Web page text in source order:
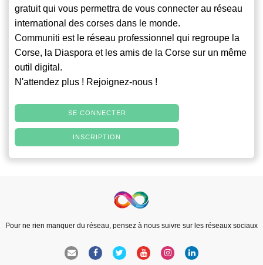
gratuit qui vous permettra de vous connecter au réseau
international des corses dans le monde.
Communiti est le réseau professionnel qui regroupe la
Corse, la Diaspora et les amis de la Corse sur un même
outil digital.
N'attendez plus ! Rejoignez-nous !
SE CONNECTER
INSCRIPTION
Pour ne rien manquer du réseau, pensez à nous suivre sur les réseaux sociaux